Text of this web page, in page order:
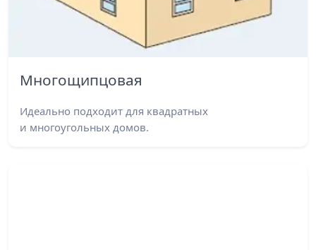
Многощипцовая
Идеально подходит для квадратных
и многоугольных домов.